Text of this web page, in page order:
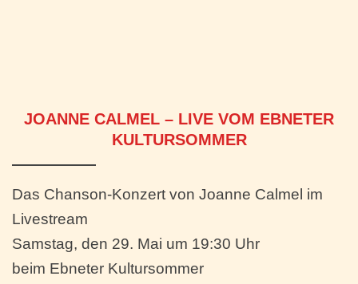
JOANNE CALMEL – LIVE VOM EBNETER
KULTURSOMMER
Das Chanson-Konzert von Joanne Calmel im
Livestream
Samstag, den 29. Mai um 19:30 Uhr
beim Ebneter Kultursommer